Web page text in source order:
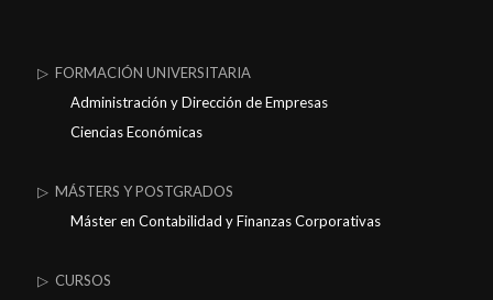
▷ FORMACIÓN UNIVERSITARIA
Administración y Dirección de Empresas
Ciencias Económicas
▷ MÁSTERS Y POSTGRADOS
Máster en Contabilidad y Finanzas Corporativas
▷ CURSOS